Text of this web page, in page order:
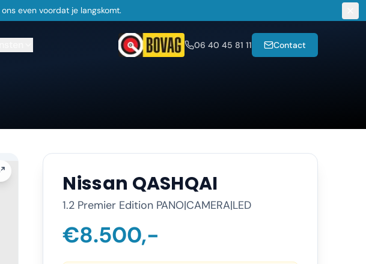
ons even voordat je langskomt.
06 40 45 81 11 Contact
Nissan QASHQAI
1.2 Premier Edition PANO|CAMERA|LED
€8.500,-